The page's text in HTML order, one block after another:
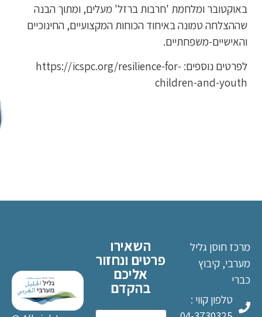
באוקטובר ומלחמת 'חרבות ברזל' מעלים, ומתוך הבנה
שההצלחה טמונה באיחוד הכוחות המקצועיים, החינוכיים
והאישיים-משפחתיים.
לפרטים נוספים: https://icspc.org/resilience-for-
children-and-youth
מרכז חוסן גליל
מערבי, קיבוץ
כברי
טלפון קווי :
השאירו
פרטים ונחזור
אליכם
בהקדם